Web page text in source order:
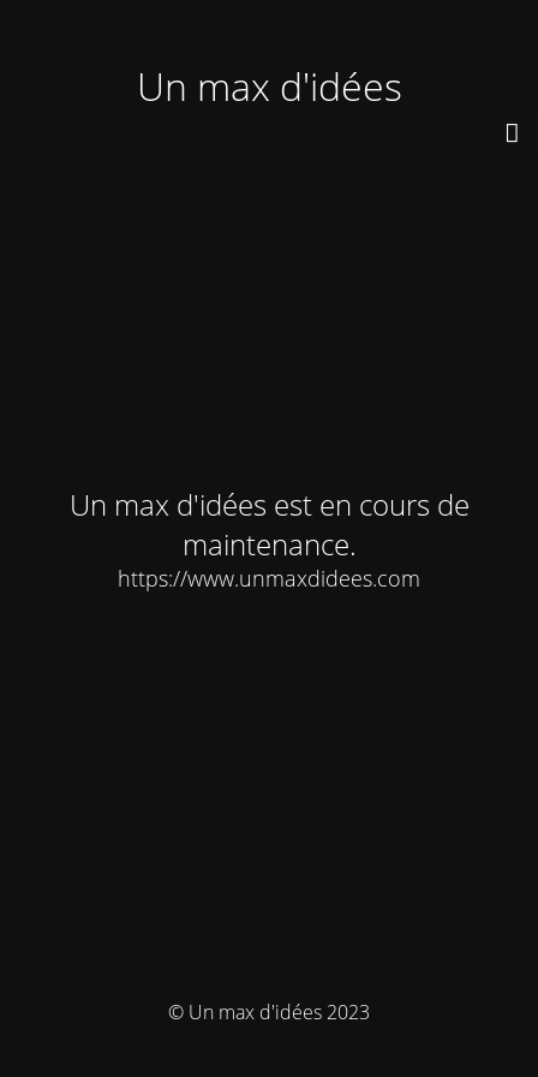
Un max d'idées
Un max d'idées est en cours de
maintenance.
https://www.unmaxdidees.com
© Un max d'idées 2023